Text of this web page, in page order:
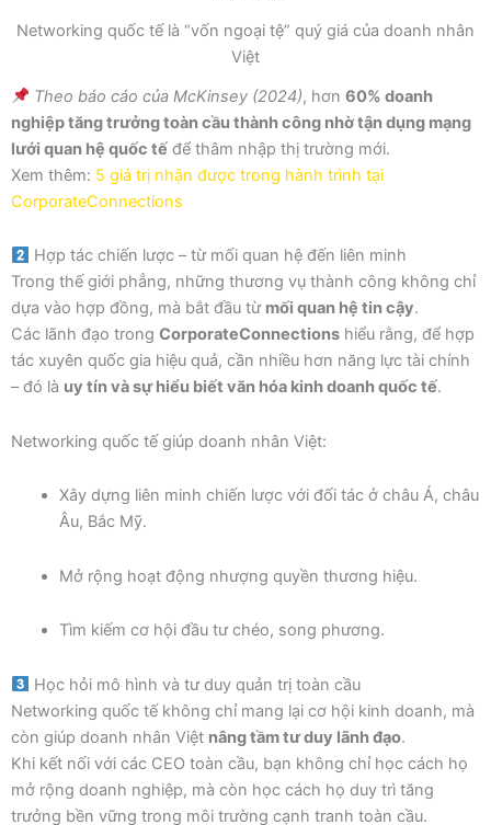
Networking quốc tế là “vốn ngoại tệ” quý giá của doanh nhân
Việt
Theo báo cáo của McKinsey (2024), hơn 60% doanh
nghiệp tăng trưởng toàn cầu thành công nhờ tận dụng mạng
lưới quan hệ quốc tế để thâm nhập thị trường mới.
Xem thêm: 5 giá trị nhận được trong hành trình tại
CorporateConnections
Hợp tác chiến lược – từ mối quan hệ đến liên minh
Trong thế giới phẳng, những thương vụ thành công không chỉ
dựa vào hợp đồng, mà bắt đầu từ mối quan hệ tin cậy.
Các lãnh đạo trong CorporateConnections hiểu rằng, để hợp
tác xuyên quốc gia hiệu quả, cần nhiều hơn năng lực tài chính
– đó là uy tín và sự hiểu biết văn hóa kinh doanh quốc tế.
Networking quốc tế giúp doanh nhân Việt:
Xây dựng liên minh chiến lược với đối tác ở châu Á, châu
Âu, Bắc Mỹ.
Mở rộng hoạt động nhượng quyền thương hiệu.
Tìm kiếm cơ hội đầu tư chéo, song phương.
Học hỏi mô hình và tư duy quản trị toàn cầu
Networking quốc tế không chỉ mang lại cơ hội kinh doanh, mà
còn giúp doanh nhân Việt nâng tầm tư duy lãnh đạo.
Khi kết nối với các CEO toàn cầu, bạn không chỉ học cách họ
mở rộng doanh nghiệp, mà còn học cách họ duy trì tăng
trưởng bền vững trong môi trường cạnh tranh toàn cầu.